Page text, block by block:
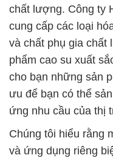
chất lượng. Công ty
cung cấp các loại
và chất phụ gia chất
phẩm cao su xuất
cho bạn những sản
ưu để bạn có thể
ứng nhu cầu của thị
Chúng tôi hiểu rằng
và ứng dụng riêng